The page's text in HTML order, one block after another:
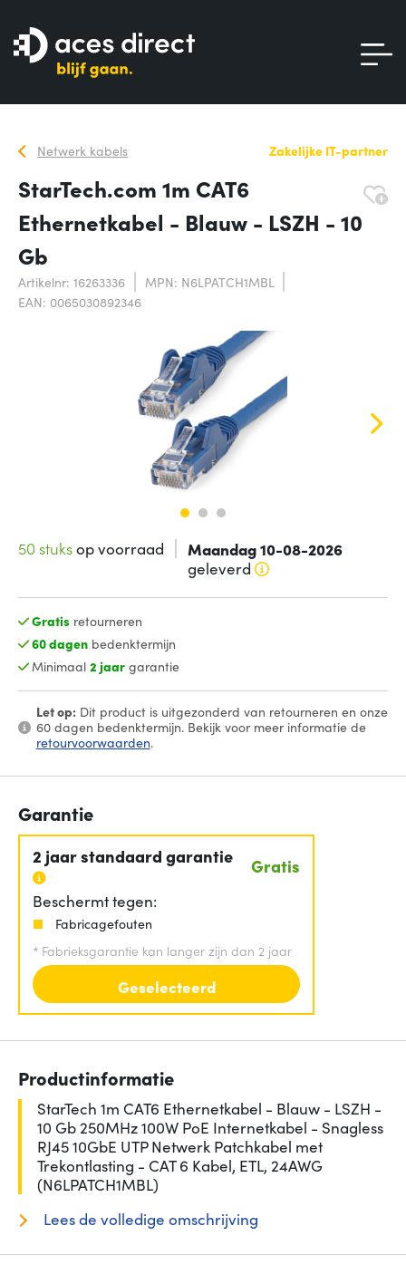
Netwerk kabels Zakelijke IT-partner
StarTech.com 1m CAT6
Ethernetkabel - Blauw - LSZH - 10
Gb
Artikelnr: 16263336
MPN: N6LPATCH1MBL
EAN: 0065030892346
50 stuksop voorraad Maandag 10-08-2026
geleverd
Gratis retourneren
60 dagenbedenktermijn
Minimaal 2 jaargarantie
Let op:Dit product is uitgezonderd van retourneren en onze
60 dagen bedenktermijn. Bekijk voor meer informatie de
retourvoorwaarden.
Garantie
2 jaar standaard garantie Gratis
Beschermt tegen:
Fabricagefouten
* Fabrieksgarantie kan langer zijn dan 2 jaar
Geselecteerd
Productinformatie
StarTech 1m CAT6 Ethernetkabel - Blauw - LSZH -
10 Gb 250MHz 100W PoE Internetkabel - Snagless
RJ45 10GbE UTP Netwerk Patchkabel met
Trekontlasting - CAT 6 Kabel, ETL, 24AWG
(N6LPATCH1MBL)
Lees de volledige omschrijving